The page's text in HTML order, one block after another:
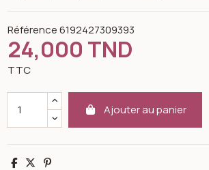
Référence 6192427309393
24,000 TND
TTC
Ajouter au panier
Partager
TweetPinterest